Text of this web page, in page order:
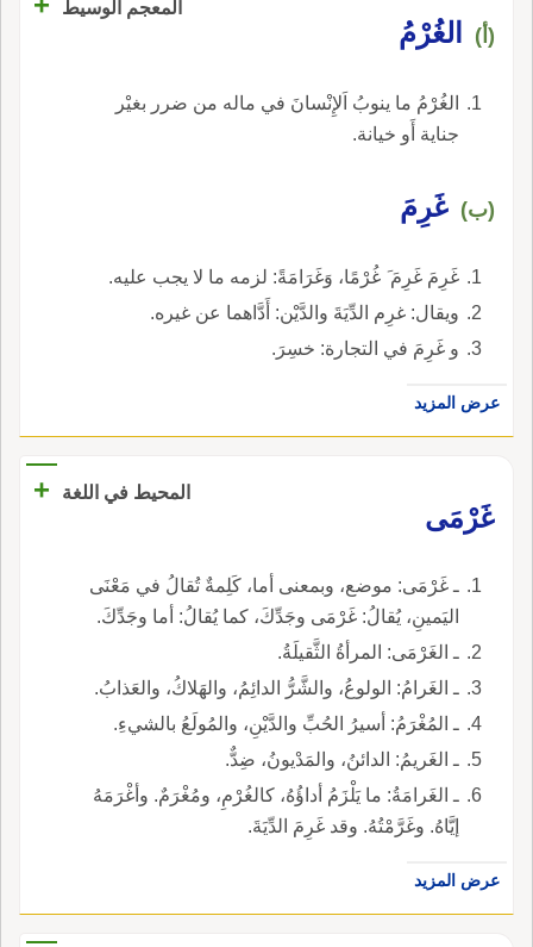
المعجم الوسيط
(أ) الغُرْمُ
الغُرْمُ ما ينوبُ اَلإِنْسانَ في ماله من ضرر بغيْر
جناية أَو خيانة.
(ب) غَرِمَ
غَرِمَ غَرِمَ َ غُرْمًا، وَغَرَامَةً: لزمه ما لا يجب عليه.
ويقال: غرِم الدِّيَةَ والدَّيْن: أَدَّاهما عن غيره.
و غَرِمَ في التجارة: خسِرَ.
عرض المزيد
المحيط في اللغة
+
غَرْمَى
ـ غَرْمَى: موضع، وبمعنى أما، كَلِمةٌ تُقالُ في مَعْنَى
اليَمينِ، يُقالُ: غَرْمَى وجَدِّكَ، كما يُقالُ: أما وجَدِّكَ.
ـ الغَرْمَى: المرأةُ الثَّقيلَةُ.
ـ الغَرامُ: الولوعُ، والشَّرُّ الدائِمُ، والهَلاكُ، والعَذابُ.
ـ المُغْرَمُ: أسيرُ الحُبِّ والدَّيْنِ، والمُولَعُ بالشيءِ.
ـ الغَريمُ: الدائنُ، والمَدْيونُ، ضِدٌّ.
ـ الغَرامَةُ: ما يَلْزَمُ أداؤُهُ، كالغُرْمِ، ومُغْرَمٌ. وأغْرَمَهُ
إيَّاهُ. وغَرَّمْتُهُ. وقد غَرِمَ الدِّيَةَ.
عرض المزيد